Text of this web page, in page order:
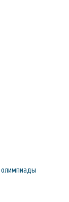
олимпиады